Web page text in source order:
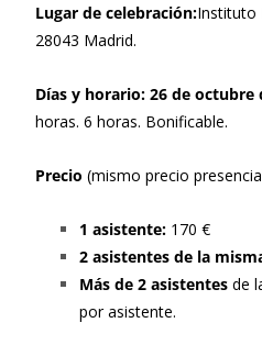
Lugar de celebración:Instituto
28043 Madrid.
Días y horario: 26 de octubre
horas. 6 horas. Bonificable.
Precio (mismo precio
1 asistente: 170 €
2 asistentes de la
Más de 2 asistentes de
por asistente.